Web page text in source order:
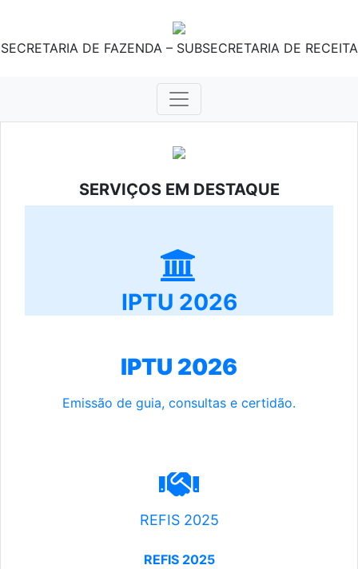
SECRETARIA DE FAZENDA – SUBSECRETARIA DE RECEITA
SERVIÇOS EM DESTAQUE
IPTU 2026
IPTU 2026
Emissão de guia, consultas e certidão.
REFIS 2025
REFIS 2025